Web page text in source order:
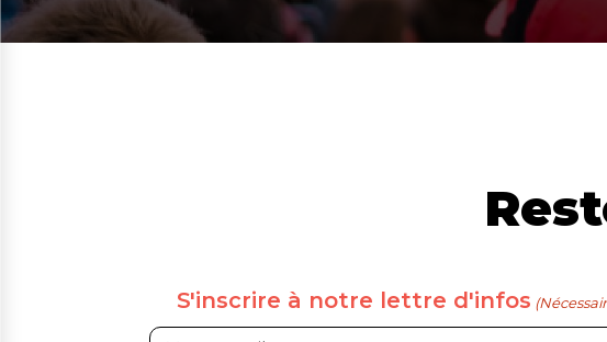
S'inscrire à notre lettre d'infos